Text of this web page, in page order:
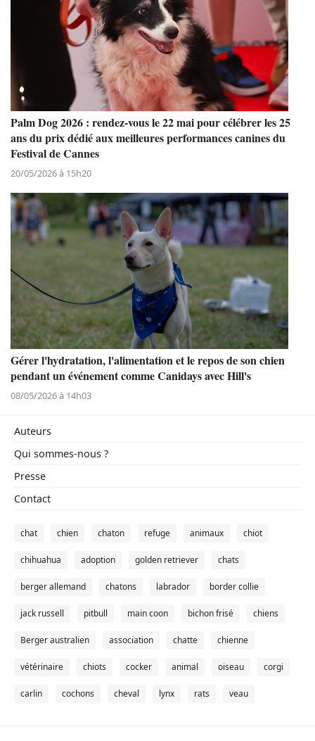
Palm Dog 2026 : rendez-vous le 22 mai pour célébrer les 25
ans du prix dédié aux meilleures performances canines du
Festival de Cannes
20/05/2026 à 15h20
Gérer l'hydratation, l'alimentation et le repos de son chien
pendant un événement comme Canidays avec Hill's
08/05/2026 à 14h03
Auteurs
Qui sommes-nous ?
Presse
Contact
chat chien chaton refuge animaux chiot
chihuahua adoption golden retriever chats
berger allemand chatons labrador border collie
jack russell pitbull main coon bichon frisé chiens
Berger australien association chatte chienne
vétérinaire chiots cocker animal oiseau corgi
carlin cochons cheval lynx rats veau